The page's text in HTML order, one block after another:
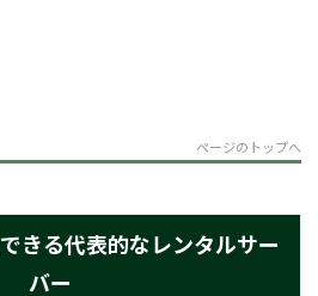
ページのトップへ
きる代表的なレンタルサー
バー